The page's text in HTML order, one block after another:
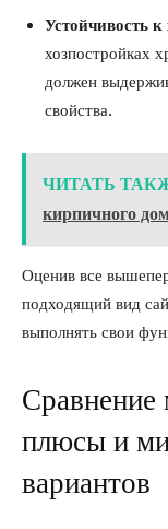
Устойчивость
хозпостройках
должен
свойства.
ЧИТАТЬ
кирпичного
Оценив все
подходящий вид
выполнять свои
Сравнение
плюсы и
вариантов